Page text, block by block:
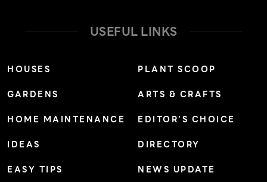
USEFUL LINKS
HOUSES
GARDENS
HOME MAINTENANCE
IDEAS
EASY TIPS
PLANT SCOOP
ARTS & CRAFTS
EDITOR’S CHOICE
DIRECTORY
NEWS UPDATE